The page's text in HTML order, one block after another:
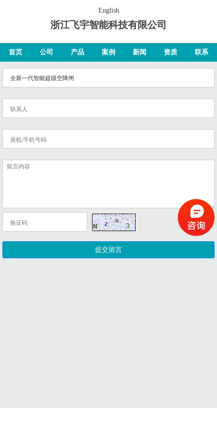
English
浙江飞宇智能科技有限公司
首页 公司 产品 案例 新闻 资质 联系